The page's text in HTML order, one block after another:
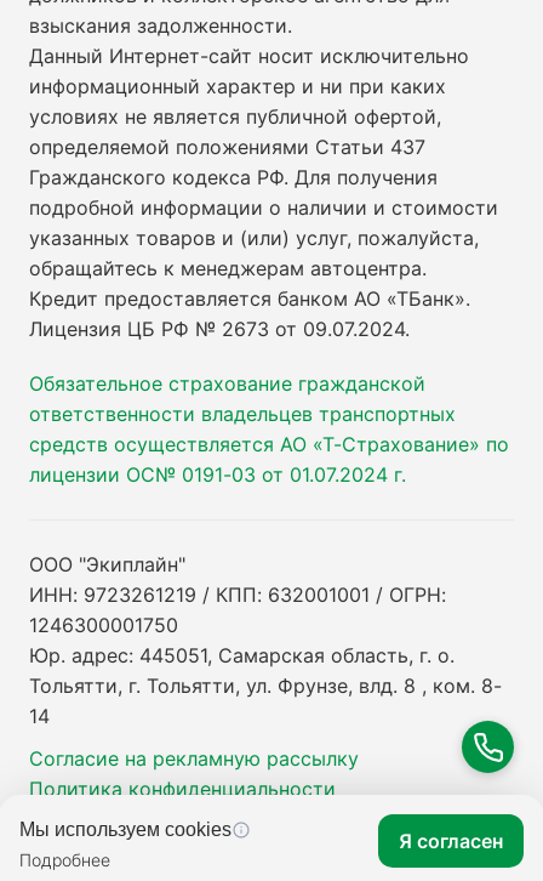
взыскания задолженности.
Данный Интернет-сайт носит исключительно
информационный характер и ни при каких
условиях не является публичной офертой,
определяемой положениями Статьи 437
Гражданского кодекса РФ. Для получения
подробной информации о наличии и стоимости
указанных товаров и (или) услуг, пожалуйста,
обращайтесь к менеджерам автоцентра.
Кредит предоставляется банком АО «ТБанк».
Лицензия ЦБ РФ № 2673 от 09.07.2024.
Обязательное страхование гражданской
ответственности владельцев транспортных
средств осуществляется АО «Т-Страхование» по
лицензии ОС№ 0191-03 от 01.07.2024 г.
ООО "Экиплайн"
ИНН: 9723261219 / КПП: 632001001 / ОГРН:
1246300001750
Юр. адрес: 445051, Самарская область, г. о.
Тольятти, г. Тольятти, ул. Фрунзе, влд. 8 , ком. 8-
14
Согласие на рекламную рассылку
Политика конфиденциальности
Мы используем cookies
Подробнее
Я согласен